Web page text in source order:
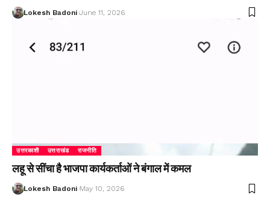
Lokesh Badoni June 11, 2026
उत्तरकाशी उत्तराखंड राजनीति
लहू से सींचा है भाजपा कार्यकर्ताओं ने बंगाल में कमल
Lokesh Badoni May 10, 2026